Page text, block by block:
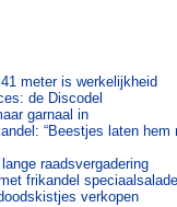
meter is werkelijkheid
de Discodel
garnaal in
“Beestjes laten hem
raadsvergadering
frikandel speciaalsalade
verkopen